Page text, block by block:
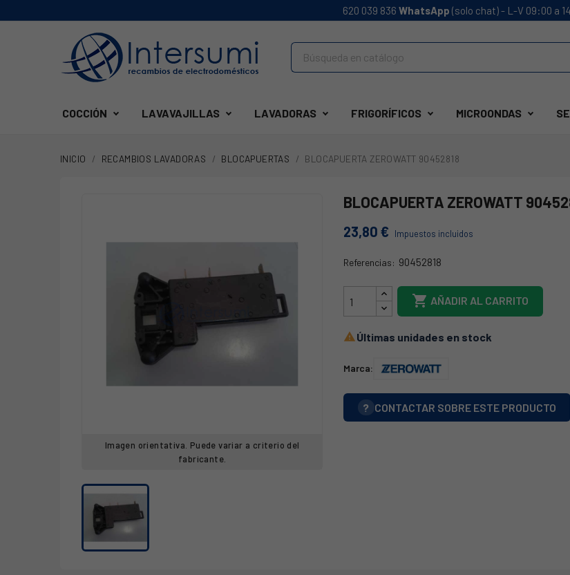
620 039 836 WhatsApp (solo chat) - L-V 09:00 a
COCCIÓN LAVAVAJILLAS LAVADORAS FRIGORÍFICOS MICROONDAS
INICIO RECAMBIOS LAVADORAS BLOCAPUERTAS BLOCAPUERTA ZEROWATT 90452818
Imagen orientativa. Puede variar a criterio del
fabricante.
BLOCAPUERTA ZEROWATT
23,80 € Impuestos incluidos
Referencias: 90452818
68ZW080
 AÑADIR AL CARRITO
 Últimas unidades en stock
Marca:
? CONTACTAR SOBRE ESTE PRODUCTO